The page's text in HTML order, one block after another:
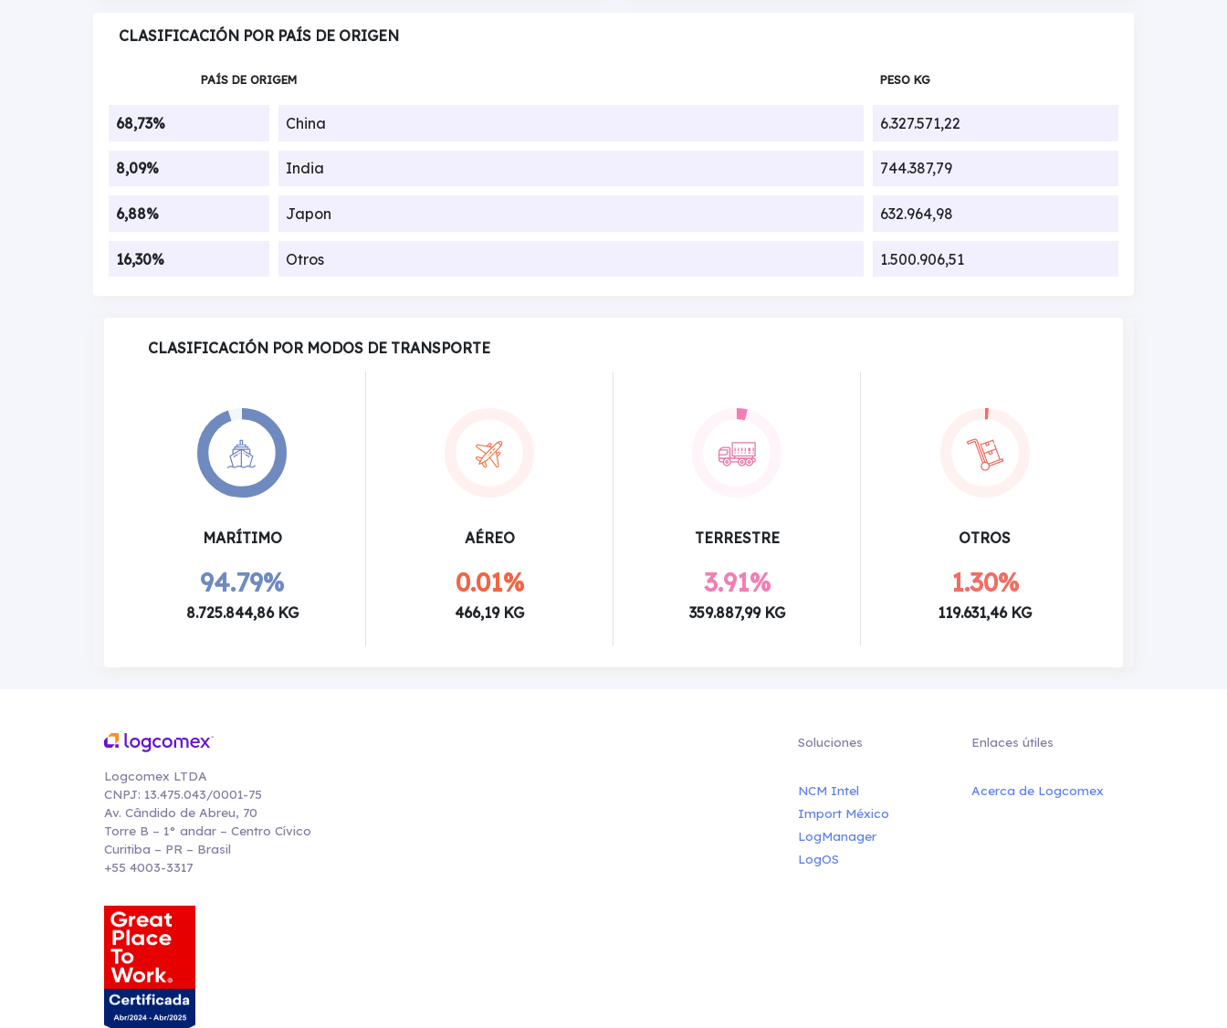
CLASIFICACIÓN POR PAÍS DE ORIGEN
PAÍS DE ORIGEM PESO KG
68,73% China 6.327.571,22
8,09% India 744.387,79
6,88% Japon 632.964,98
16,30% Otros 1.500.906,51
CLASIFICACIÓN POR MODOS DE TRANSPORTE
MARÍTIMO
94.79%
8.725.844,86 KG
AÉREO
0.01%
466,19 KG
TERRESTRE
3.91%
359.887,99 KG
OTROS
1.30%
119.631,46 KG
Logcomex LTDA
CNPJ: 13.475.043/0001-75
Av. Cândido de Abreu, 70
Torre B – 1° andar – Centro Cívico
Curitiba – PR – Brasil
+55 4003-3317
Soluciones
NCM Intel
Import México
LogManager
LogOS
Enlaces útiles
Acerca de Logcomex